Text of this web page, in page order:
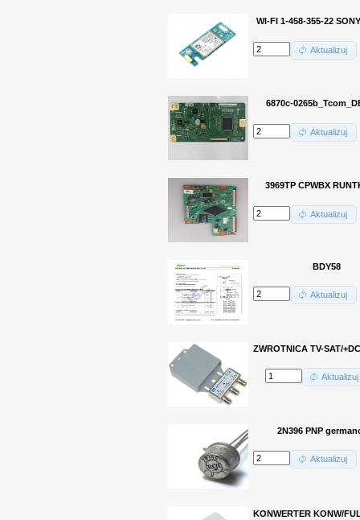
WI-FI 1-458-355-22
Aktualizuj
6870c-
Aktualizuj
3969TP CPWBX
Aktualizuj
BDY58
Aktualizuj
ZWROTNICA TV-SAT/
Aktualizuj
2N396 PNP
Aktualizuj
KONWERTER KONW/